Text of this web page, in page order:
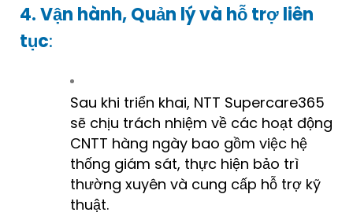
4. Vận hành, Quản lý và hỗ trợ liên
tục:
Sau khi triển khai, NTT Supercare365
sẽ chịu trách nhiệm về các hoạt động
CNTT hàng ngày bao gồm việc hệ
thống giám sát, thực hiện bảo trì
thường xuyên và cung cấp hỗ trợ kỹ
thuật.